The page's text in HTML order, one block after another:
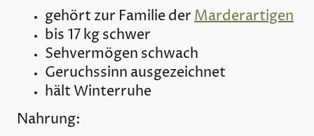
gehört zur Familie derMarderartigen
bis 17 kg schwer
Sehvermögen schwach
Geruchssinn ausgezeichnet
hält Winterruhe
Nahrung: